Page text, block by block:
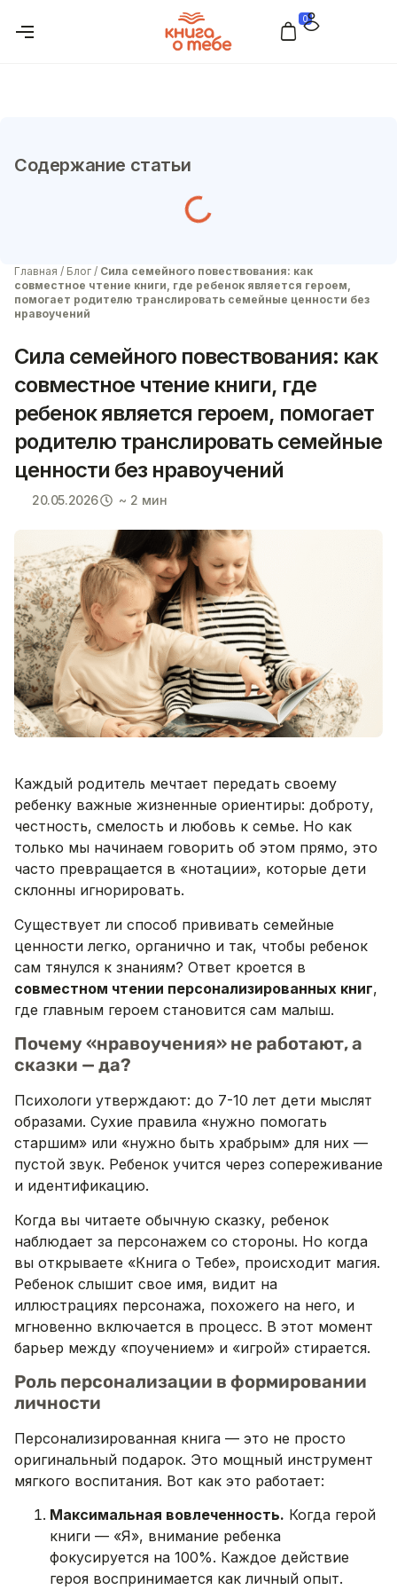
0
Главная / Блог / Сила семейного повествования: как
совместное чтение книги, где ребенок является героем,
помогает родителю транслировать семейные ценности без
нравоучений
Сила семейного повествования: как
совместное чтение книги, где
ребенок является героем, помогает
родителю транслировать семейные
ценности без нравоучений
20.05.2026 ~ 2 мин
Каждый родитель мечтает передать своему
ребенку важные жизненные ориентиры: доброту,
честность, смелость и любовь к семье. Но как
только мы начинаем говорить об этом прямо, это
часто превращается в «нотации», которые дети
склонны игнорировать.
Существует ли способ прививать семейные
ценности легко, органично и так, чтобы ребенок
сам тянулся к знаниям? Ответ кроется в
совместном чтении персонализированных книг,
где главным героем становится сам малыш.
Почему «нравоучения» не работают, а
сказки — да?
Психологи утверждают: до 7-10 лет дети мыслят
образами. Сухие правила «нужно помогать
старшим» или «нужно быть храбрым» для них —
пустой звук. Ребенок учится через сопереживание
и идентификацию.
Когда вы читаете обычную сказку, ребенок
наблюдает за персонажем со стороны. Но когда
вы открываете «Книга о Тебе», происходит магия.
Ребенок слышит свое имя, видит на
иллюстрациях персонажа, похожего на него, и
мгновенно включается в процесс. В этот момент
барьер между «поучением» и «игрой» стирается.
Роль персонализации в формировании
личности
Персонализированная книга — это не просто
оригинальный подарок. Это мощный инструмент
мягкого воспитания. Вот как это работает:
Максимальная вовлеченность. Когда герой
книги — «Я», внимание ребенка
фокусируется на 100%. Каждое действие
героя воспринимается как личный опыт.
Содержание статьи